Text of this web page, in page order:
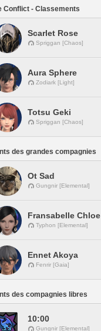
Conflict - Classements
Scarlet Rose
Spriggan [Chaos]
Aura Sphere
Zodiark [Light]
Totsu Geki
Spriggan [Chaos]
des grandes compagnies
Ot Sad
Gungnir [Elemental]
Fransabelle Chloe
Typhon [Elemental]
Ennet Akoya
Fenrir [Gaia]
des compagnies libres
10:00
Gungnir [Elemental]